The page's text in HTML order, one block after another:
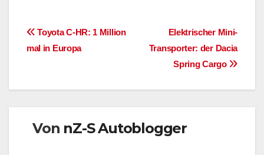
BeitragsnavigationElektrischer Mini-
Transporter: der Dacia
Spring Cargo
Toyota C-HR: 1 Million
mal in Europa
Von nZ-S Autoblogger